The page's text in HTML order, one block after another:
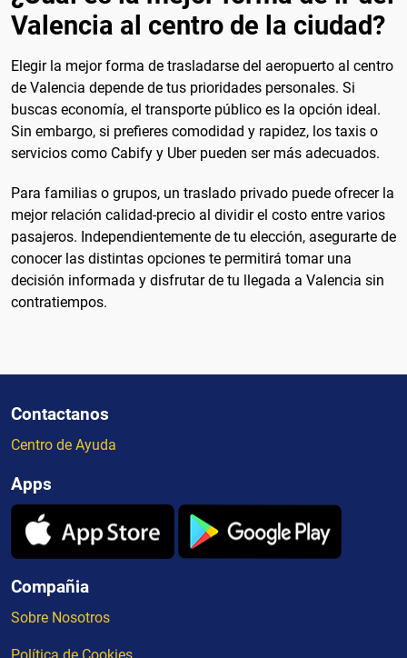
Valencia al centro de la ciudad?
Elegir la mejor forma de trasladarse del aeropuerto al centro
de Valencia depende de tus prioridades personales. Si
buscas economía, el transporte público es la opción ideal.
Sin embargo, si prefieres comodidad y rapidez, los taxis o
servicios como Cabify y Uber pueden ser más adecuados.
Para familias o grupos, un traslado privado puede ofrecer la
mejor relación calidad-precio al dividir el costo entre varios
pasajeros. Independientemente de tu elección, asegurarte de
conocer las distintas opciones te permitirá tomar una
decisión informada y disfrutar de tu llegada a Valencia sin
contratiempos.
Contactanos
Centro de Ayuda
Apps
Compañia
Sobre Nosotros